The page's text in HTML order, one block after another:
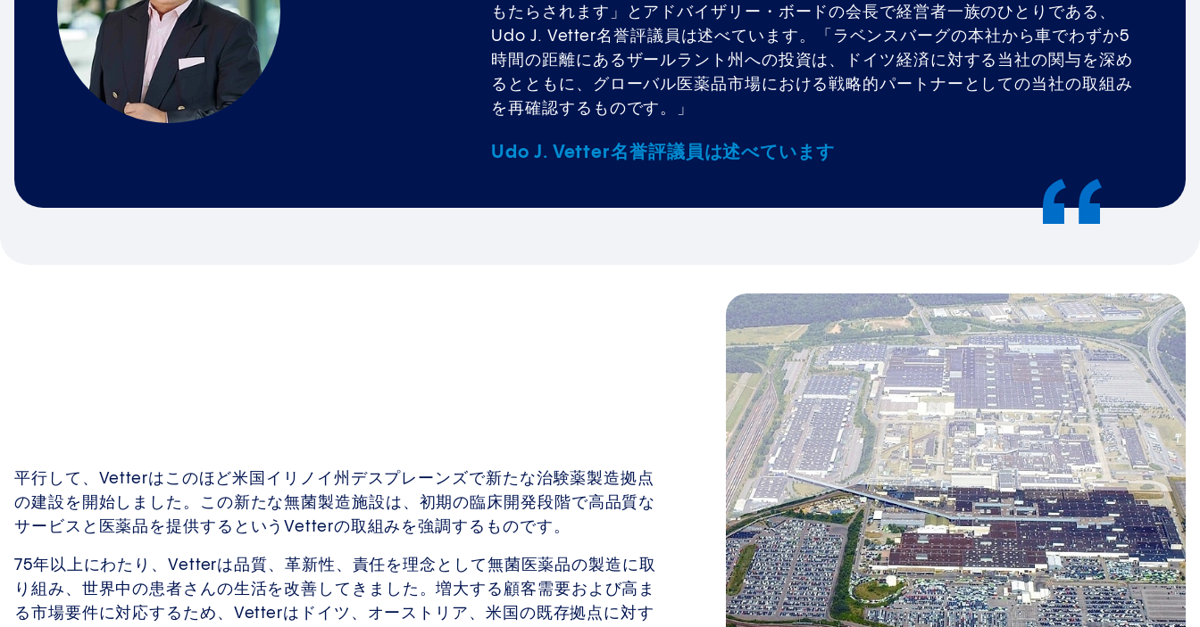
もたらされます」とアドバイザリー・ボードの会長で経営者一族のひとりである、
Udo J. Vetter名誉評議員は述べています。「ラベンスバーグの本社から車でわずか5
時間の距離にあるザールラント州への投資は、ドイツ経済に対する当社の関与を深め
るとともに、グローバル医薬品市場における戦略的パートナーとしての当社の取組み
を再確認するものです。」
Udo J. Vetter名誉評議員は述べています
平行して、Vetterはこのほど米国イリノイ州デスプレーンズで新たな治験薬製造拠点
の建設を開始しました。この新たな無菌製造施設は、初期の臨床開発段階で高品質な
サービスと医薬品を提供するというVetterの取組みを強調するものです。
75年以上にわたり、Vetterは品質、革新性、責任を理念として無菌医薬品の製造に取
り組み、世界中の患者さんの生活を改善してきました。増大する顧客需要および高ま
る市場要件に対応するため、Vetterはドイツ、オーストリア、米国の既存拠点に対す